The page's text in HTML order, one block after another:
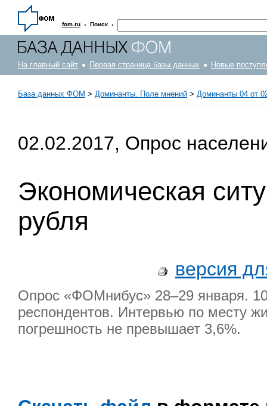
fom.ru · Поиск ·
На главный сайт Первая страница базы данных Новые
База данных ФОМ > Доминанты. Поле мнений > Доминанты 04 от
02.02.2017, Опрос
Экономическая
рубля
версия
Опрос «ФОМнибус» 28–29 января.
респондентов. Интервью по месту
погрешность не превышает 3,6%.